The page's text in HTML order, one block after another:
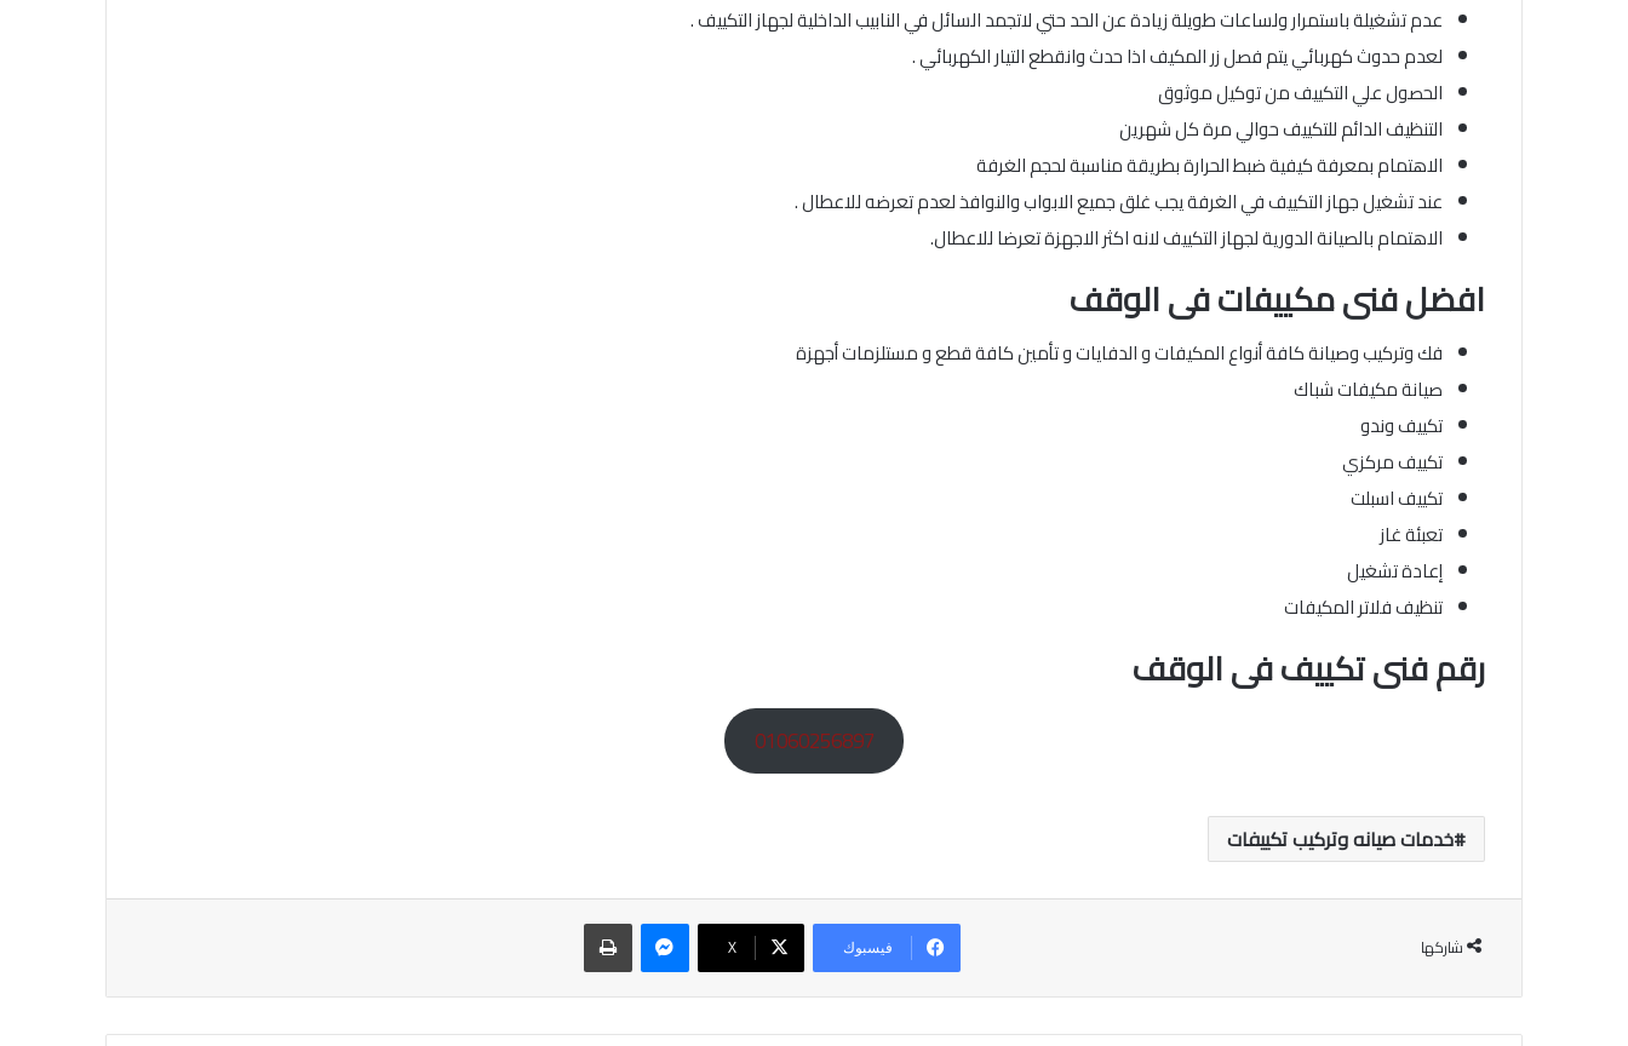
عدم تشغيلة باستمرار ولساعات طويلة زيادة عن الحد حتي لاتجمد السائل في النابيب الداخلية لجهاز التكييف .
لعدم حدوث كهربائي يتم فصل زر المكيف اذا حدث وانقطع التيار الكهربائي .
الحصول علي التكييف من توكيل موثوق
التنظيف الدائم للتكييف حوالي مرة كل شهرين
الاهتمام بمعرفة كيفية ضبط الحرارة بطريقة مناسبة لحجم الغرفة
عند تشغيل جهاز التكييف في الغرفة يجب غلق جميع الابواب والنوافذ لعدم تعرضه للاعطال .
الاهتمام بالصيانة الدورية لجهاز التكييف لانه اكثر الاجهزة تعرضا للاعطال.
افضل فنى مكييفاتفى الوقف
فك وتركيب وصيانة كافة أنواع المكيفات و الدفايات و تأمين كافة قطع و مستلزمات أجهزة
صيانة مكيفات شباك
تكييف وندو
تكييف مركزي
تكييف اسبلت
تعبئة غاز
إعادة تشغيل
تنظيف فلاتر المكيفات
رقم فنى تكييف فى الوقف
01060256897
خدمات صيانه وتركيب تكييفات
شاركها فيسبوك ‫X
ماسنجر طباعة